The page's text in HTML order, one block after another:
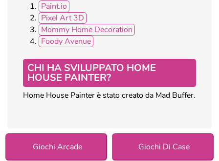
Paint.io
Pixel Art 3D
Mommy Home Decoration
Foody Avenue
CHI HA SVILUPPATO HOME
HOUSE PAINTER?
Home House Painter è stato creato da Mad Buffer.
Giochi Arcade Giochi Di Case